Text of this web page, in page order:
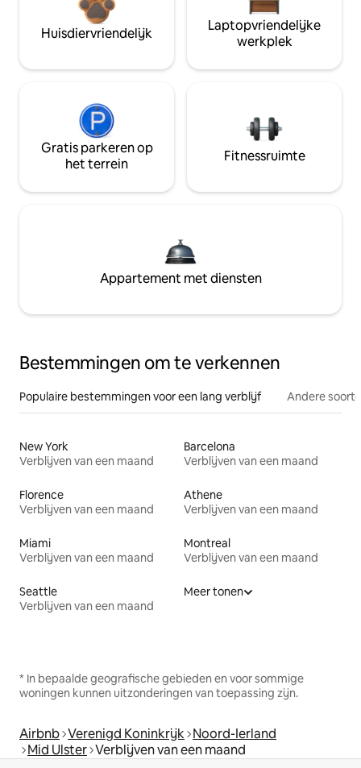
Huisdiervriendelijk
Laptopvriendelijke
werkplek
Gratis parkeren op
het terrein
Fitnessruimte
Appartement met diensten
Bestemmingen om te verkennen
Populaire bestemmingen voor een lang verblijf Andere
New York
Verblijven van een maand
Barcelona
Verblijven van een maand
Florence
Verblijven van een maand
Athene
Verblijven van een maand
Miami
Verblijven van een maand
Montreal
Verblijven van een maand
Seattle
Verblijven van een maand
Meer tonen
* In bepaalde geografische gebieden en voor sommige
woningen kunnen uitzonderingen van toepassing zijn.
Airbnb Verenigd Koninkrijk Noord-Ierland
Mid Ulster Verblijven van een maand